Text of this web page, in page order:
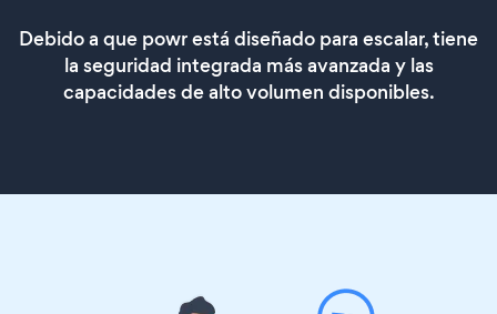
Debido a que powr está diseñado para escalar, tiene
la seguridad integrada más avanzada y las
capacidades de alto volumen disponibles.